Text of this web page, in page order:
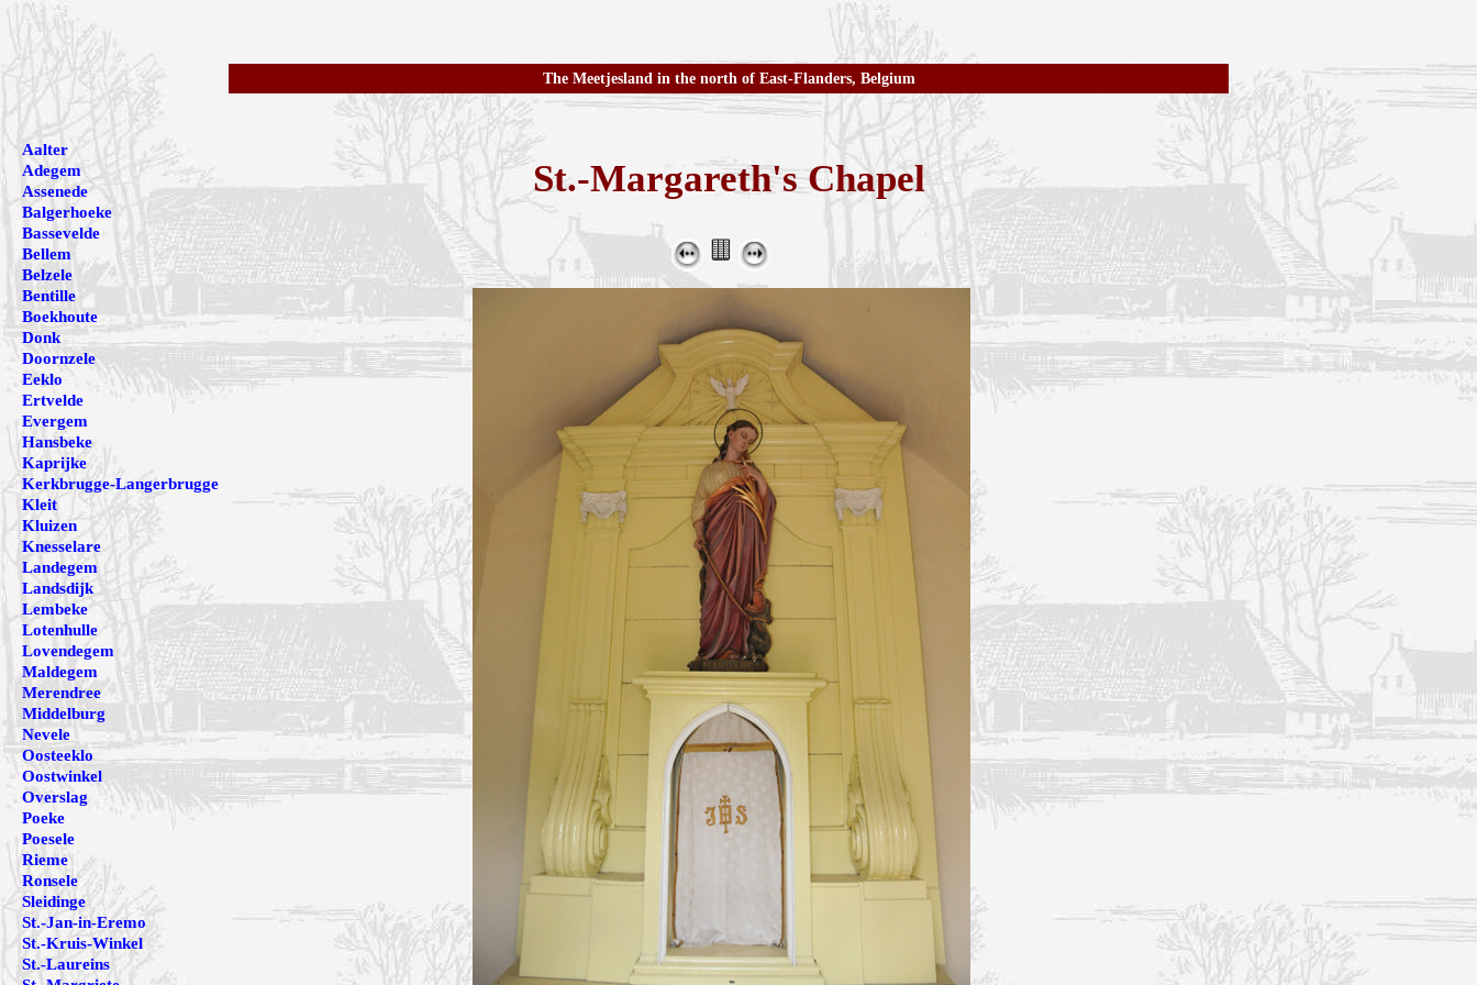
The Meetjesland in the north of East-Flanders, Belgium
St.-Margareth's Chapel
Aalter
Adegem
Assenede
Balgerhoeke
Bassevelde
Bellem
Belzele
Bentille
Boekhoute
Donk
Doornzele
Eeklo
Ertvelde
Evergem
Hansbeke
Kaprijke
Kerkbrugge-Langerbrugge
Kleit
Kluizen
Knesselare
Landegem
Landsdijk
Lembeke
Lotenhulle
Lovendegem
Maldegem
Merendree
Middelburg
Nevele
Oosteeklo
Oostwinkel
Overslag
Poeke
Poesele
Rieme
Ronsele
Sleidinge
St.-Jan-in-Eremo
St.-Kruis-Winkel
St.-Laureins